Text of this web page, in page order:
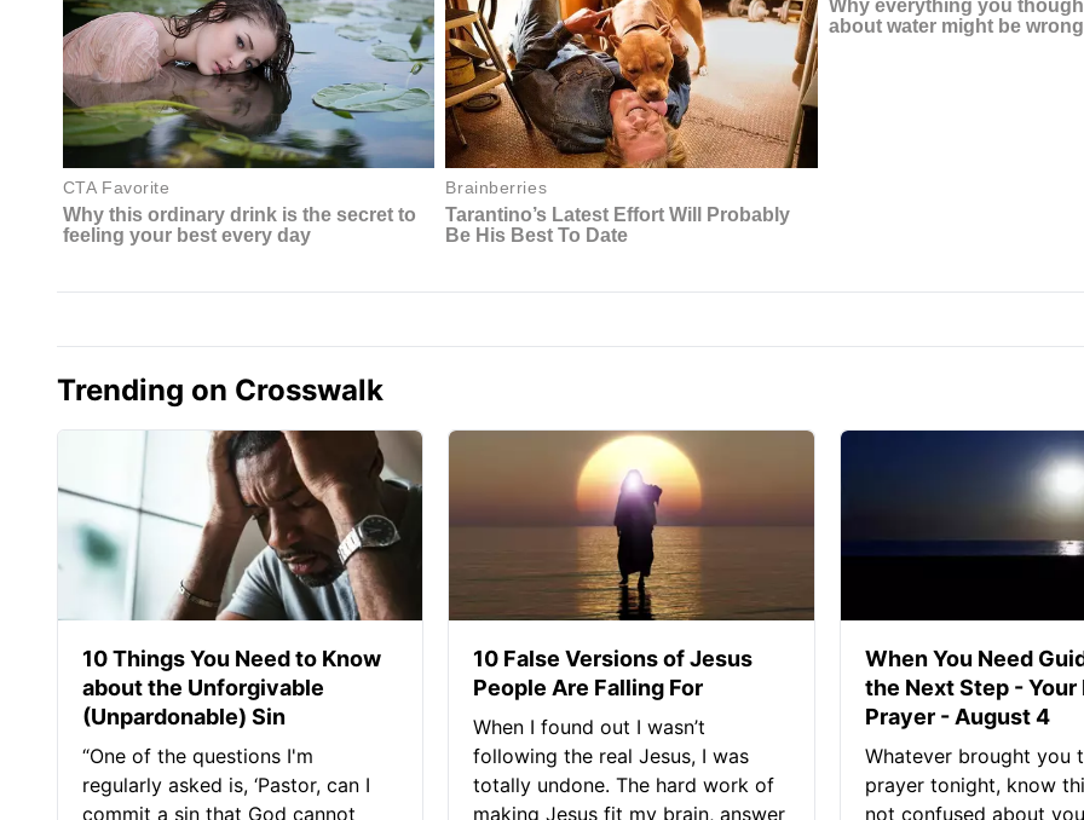
Trending on Crosswalk
10 Things You Need to Know
about the Unforgivable
(Unpardonable) Sin
“One of the questions I'm
regularly asked is, ‘Pastor, can I
commit a sin that God cannot
10 False Versions of Jesus
People Are Falling For
When I found out I wasn’t
following the real Jesus, I was
totally undone. The hard work of
making Jesus fit my brain, answer
When You Need
the Next Step -
Prayer - August 4
Whatever brought you
prayer tonight, know
not confused about